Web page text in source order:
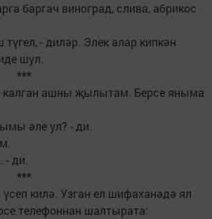
баргач виноград, слива, абрикос
- диләр. Элек алар кипкән
шул.
***
калган ашны җылытам. Берсе яныма
әле ул? - ди.
- ди.
***
килә. Узган ел шифаханәдә ял
телефоннан шалтырата: